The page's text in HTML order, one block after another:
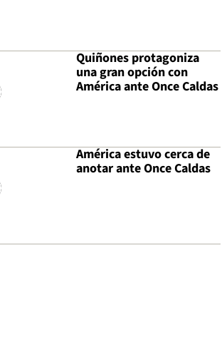
Quiñones protagoniza
una gran opción con
América ante Once Caldas
América estuvo cerca de
anotar ante Once Caldas